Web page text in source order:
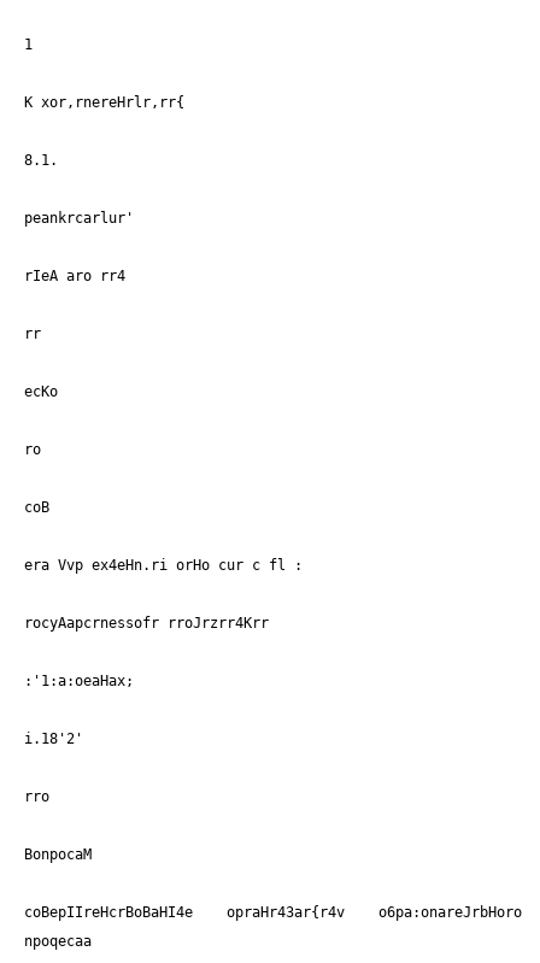
1
K xor,rnereHrlr,rr{
8.1.
peankrcarlur'
rIeA aro rr4
rr
ecKo
ro
coB
era Vvp ex4eHn.ri orHo cur c fl :
rocyAapcrnessofr rroJrzrr4Krr
:'1:a:oeaHax;
i.18'2'
rro
BonpocaM
coBepIIreHcrBoBaHI4e opraHr43ar{r4v o6pa:onareJrbHoro
npoqecaa